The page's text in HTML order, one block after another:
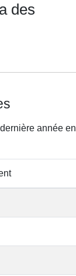
des
année en